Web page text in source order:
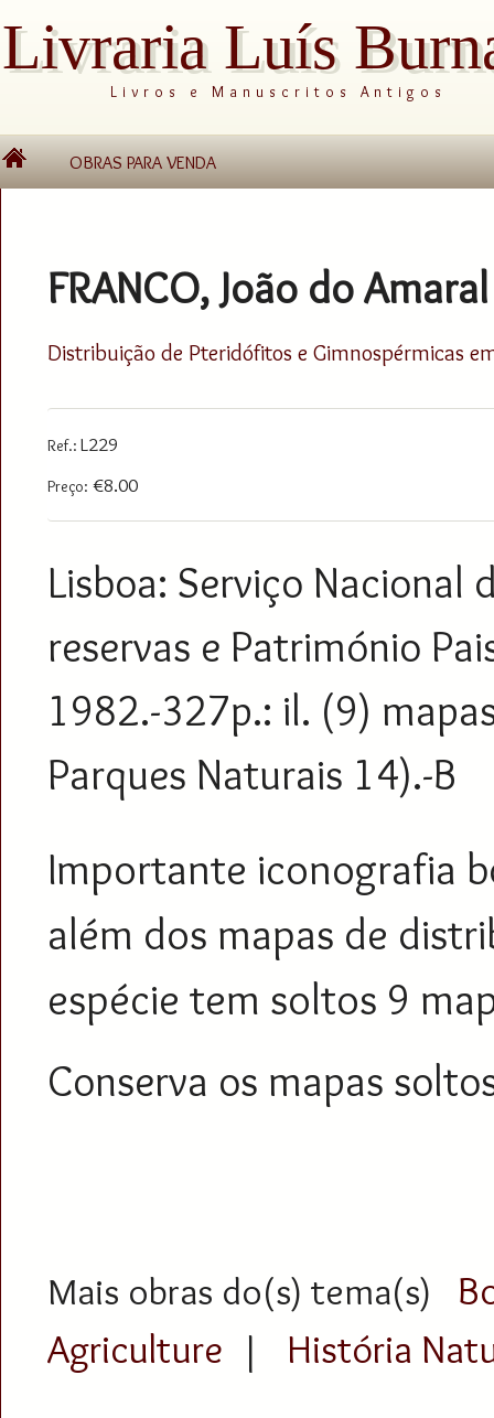
Livraria Luís
Livros e Manuscritos Antigos
OBRAS PARA VENDA
FRANCO, João do
Distribuição de Pteridófitos e Gimnospérmicas
Ref.: L229
Preço: €8.00
Lisboa: Serviço Nacional
reservas e Património
1982.-327p.: il. (9)
Parques Naturais 14).-B
Importante iconografia
além dos mapas de
espécie tem soltos 9
Conserva os mapas
Mais obras do(s) tema(s)
Agriculture | História